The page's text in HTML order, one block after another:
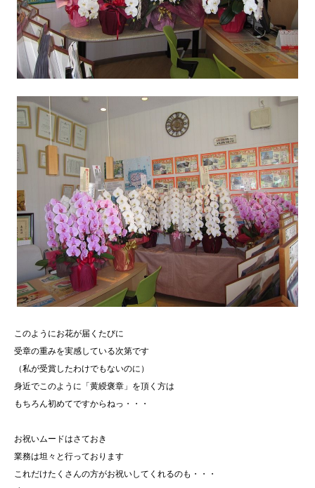
このようにお花が届くたびに
受章の重みを実感している次第です
（私が受賞したわけでもないのに）
身近でこのように「黄綬褒章」を頂く方は
もちろん初めてですからねっ・・・
お祝いムードはさておき
業務は坦々と行っております
これだけたくさんの方がお祝いしてくれるのも・・・